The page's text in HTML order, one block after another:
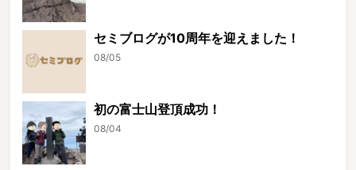
セミブログが10周年を迎えました！
08/05
初の富士山登頂成功！
08/04